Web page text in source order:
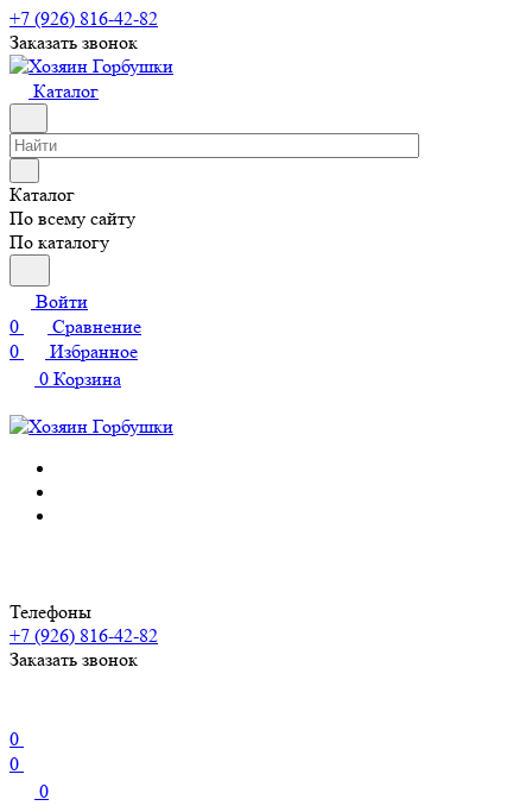
+7 (926) 816-42-82
Заказать звонок
Каталог
Каталог
По всему сайту
По каталогу
Войти
0
Сравнение
0
Избранное
0 Корзина
Телефоны
+7 (926) 816-42-82
Заказать звонок
0
0
0